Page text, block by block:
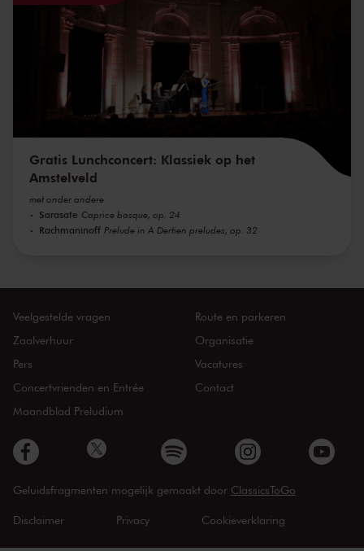
Gratis Lunchconcert: Klassiek op het
Amstelveld
met onder andere
Sarasate Caprice basque, op. 24
Rachmaninoff Prelude in A Dertien preludes, op. 32
Veelgestelde vragen
Zaalverhuur
Pers
Concertvrienden en Entrée
Maandblad Preludium
Route en parkeren
Organisatie
Vacatures
Contact
Geluidsfragmenten mogelijk gemaakt door ClassicsToGo
Disclaimer Privacy Cookieverklaring